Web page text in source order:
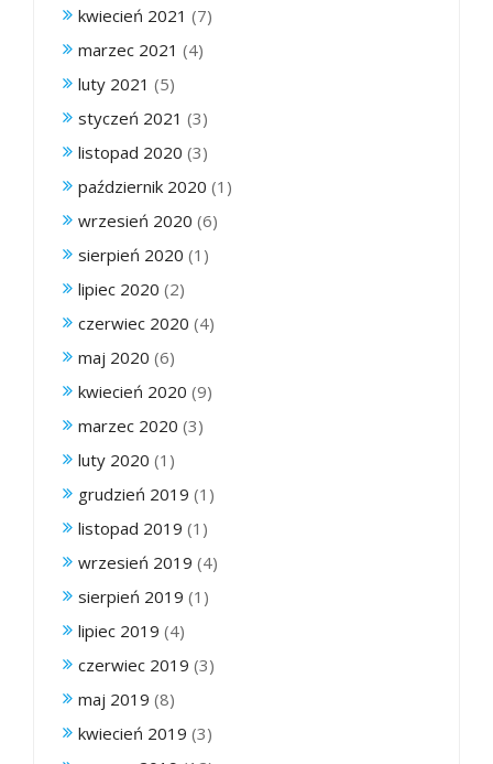
kwiecień 2021 (7)
marzec 2021 (4)
luty 2021 (5)
styczeń 2021 (3)
listopad 2020 (3)
październik 2020 (1)
wrzesień 2020 (6)
sierpień 2020 (1)
lipiec 2020 (2)
czerwiec 2020 (4)
maj 2020 (6)
kwiecień 2020 (9)
marzec 2020 (3)
luty 2020 (1)
grudzień 2019 (1)
listopad 2019 (1)
wrzesień 2019 (4)
sierpień 2019 (1)
lipiec 2019 (4)
czerwiec 2019 (3)
maj 2019 (8)
kwiecień 2019 (3)